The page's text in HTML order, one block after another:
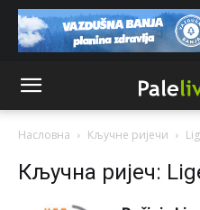
Насловна Кључне ријечи
Кључна ријеч:
Анонимно2818605 8/8/2026
Bosni i Hercegovini je
od 10 godina
Prema podacima o